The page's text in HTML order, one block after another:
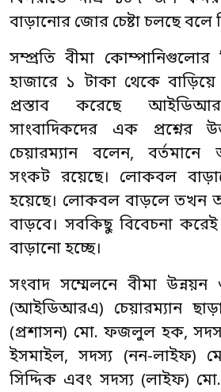
বাড়ানোর জোর চেষ্টা চলছে বলে
সম্প্রতি বীমা কোম্পানিগুলোর
হাজারে ১ টাকা থেকে বাড়িয়ে
প্রস্তাব করেছে
সাংবাদিকদের এক প্রশ্নের
চেয়ারম্যান বলেন,
সংকট রয়েছে। লোকবল
হয়েছে। লোকবল বাড়লে
বাড়বে। সবকিছু বিবেচনা
বাড়ানো হচ্ছে।
সংবাদ সম্মেলনে বীমা উন্নয়ন
(আইডিআরএ) চেয়ারম্যান
(প্রশাসন) মো. ফজলুল হক,
ইসমাইল, সদস্য (নন-লাইফ)
সিদ্দিক এবং সদস্য (লাইফ)